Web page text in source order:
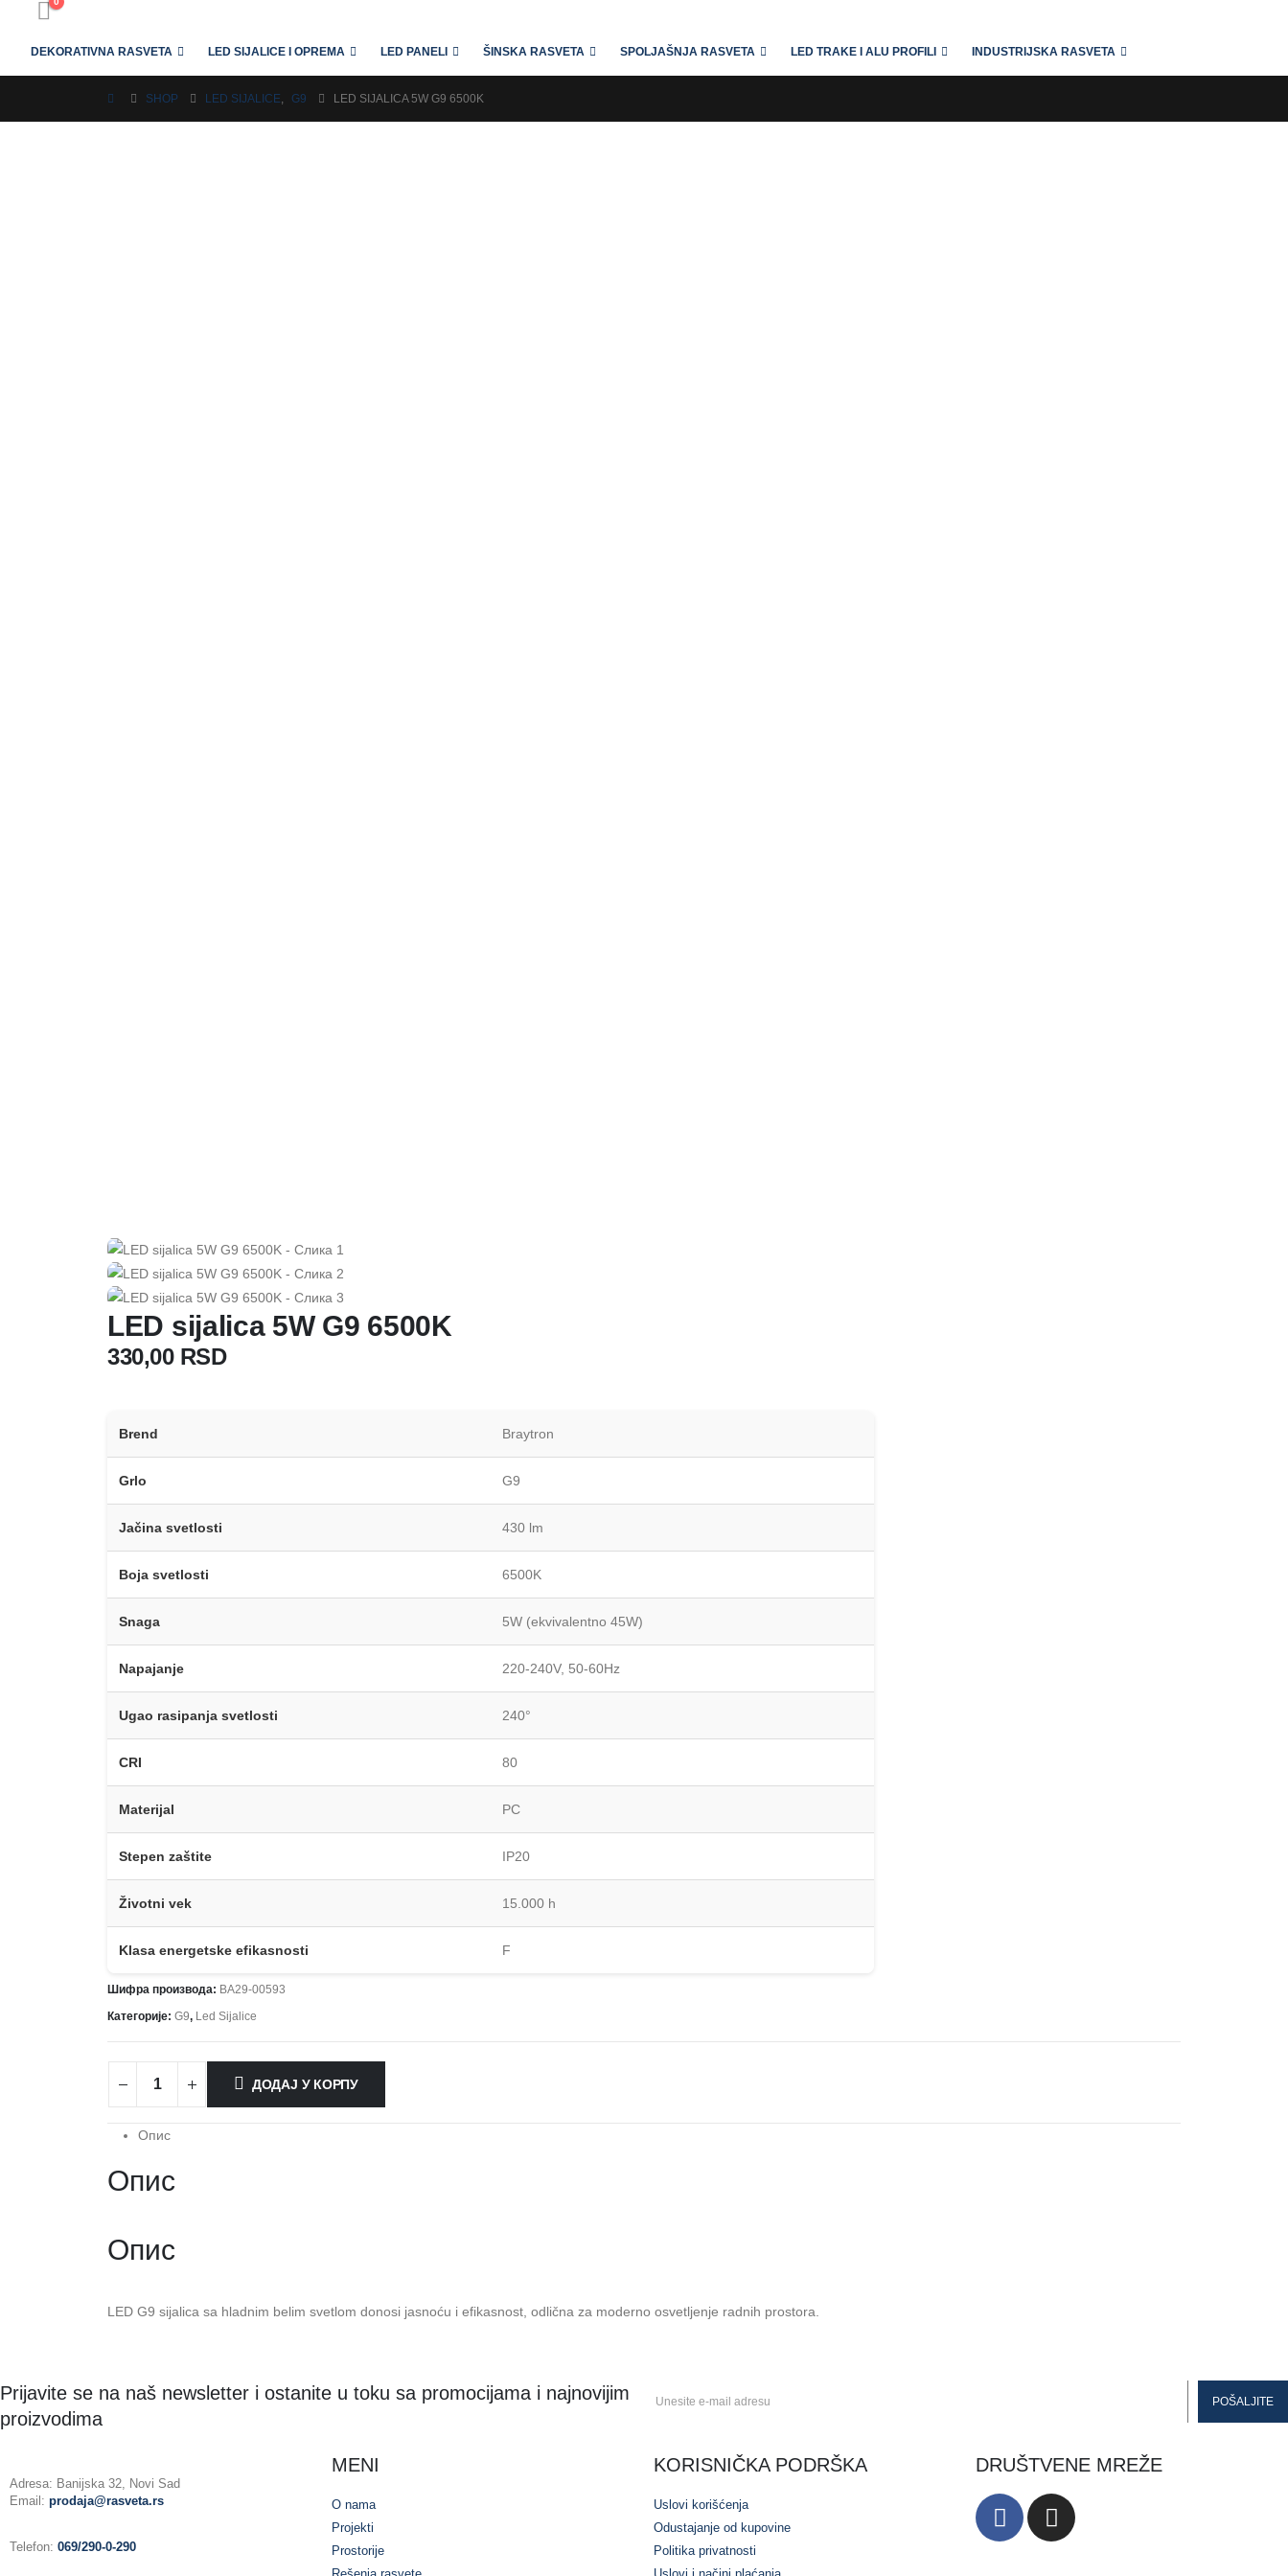
DEKORATIVNA RASVETA LED SIJALICE I OPREMA LED PANELI ŠINSKA RASVETA SPOLJAŠNJA RASVETA LED TRAKE I ALU PROFILI INDUSTRIJSKA RASVETA
SHOP LED SIJALICE, G9 LED SIJALICA 5W G9 6500K
LED sijalica 5W G9 6500K
330,00 RSD
Brend Braytron
Grlo G9
Jačina svetlosti 430 lm
Boja svetlosti 6500K
Snaga 5W (ekvivalentno 45W)
Napajanje 220-240V, 50-60Hz
Ugao rasipanja svetlosti 240°
CRI 80
Materijal PC
Stepen zaštite IP20
Životni vek 15.000 h
Klasa energetske efikasnosti F
Шифра производа: BA29-00593
Категорије: G9, Led Sijalice
ДОДАЈ У КОРПУ
Опис
Опис
Опис
LED G9 sijalica sa hladnim belim svetlom donosi jasnoću i efikasnost, odlična za moderno osvetljenje radnih prostora.
Prijavite se na naš newsletter i ostanite u toku sa promocijama i najnovijim
proizvodima
Adresa: Banijska 32, Novi Sad
Email: prodaja@rasveta.rs
Telefon: 069/290-0-290
MENI
O nama
Projekti
Prostorije
KORISNIČKA PODRŠKA
Uslovi korišćenja
Odustajanje od kupovine
Politika privatnosti
DRUŠTVENE MREŽE